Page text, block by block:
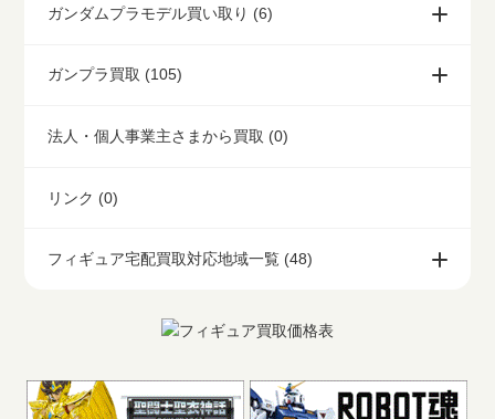
ガンダムプラモデル買い取り (6)
ガンプラ買取 (105)
法人・個人事業主さまから買取 (0)
リンク (0)
フィギュア宅配買取対応地域一覧 (48)